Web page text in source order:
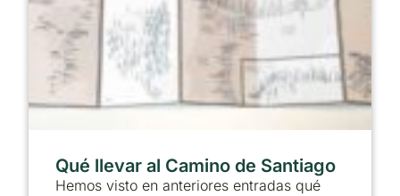
Qué llevar al Camino de Santiago
Hemos visto en anteriores entradas qué